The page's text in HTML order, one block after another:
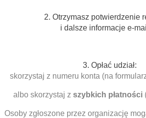
2. Otrzymasz potwierdzenie
i dalsze informacje e-
3. Opłać udział:
skorzystaj z numeru konta (na
albo skorzystaj z szybkich płatności
Osoby zgłoszone przez organizację